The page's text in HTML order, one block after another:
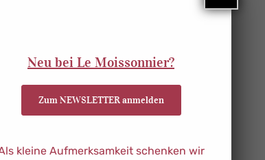
Umluft geben.
Neu bei Le Moissonnier?
Zum NEWSLETTER anmelden
kleine Aufmerksamkeit schenken wir